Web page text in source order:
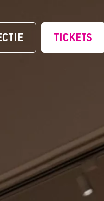
TICKETS